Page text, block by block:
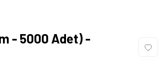
- 5000 Adet) -